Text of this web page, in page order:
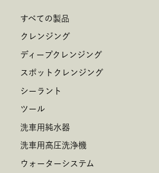
すべての製品
クレンジング
ディープクレンジング
スポットクレンジング
シーラント
ツール
洗車用純水器
洗車用高圧洗浄機
ウォーターシステム